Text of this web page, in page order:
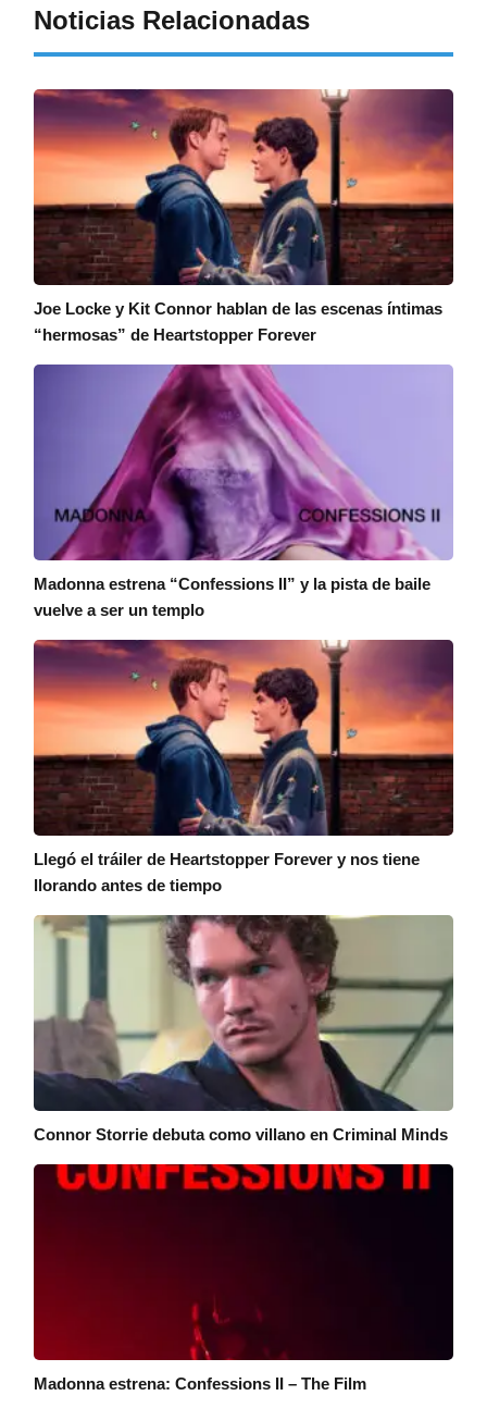
Noticias Relacionadas
Joe Locke y Kit Connor hablan de las escenas íntimas
“hermosas” de Heartstopper Forever
Madonna estrena “Confessions II” y la pista de baile
vuelve a ser un templo
Llegó el tráiler de Heartstopper Forever y nos tiene
llorando antes de tiempo
Connor Storrie debuta como villano en Criminal Minds
Madonna estrena: Confessions II – The Film